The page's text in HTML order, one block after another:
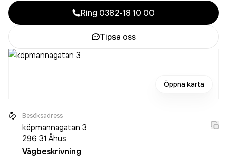
Ring 0382-18 10 00
Tipsa oss
Öppna karta
Besöksadress
köpmannagatan 3
296 31 Åhus
Vägbeskrivning